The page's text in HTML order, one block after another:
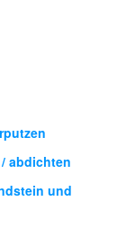
abdichten
und